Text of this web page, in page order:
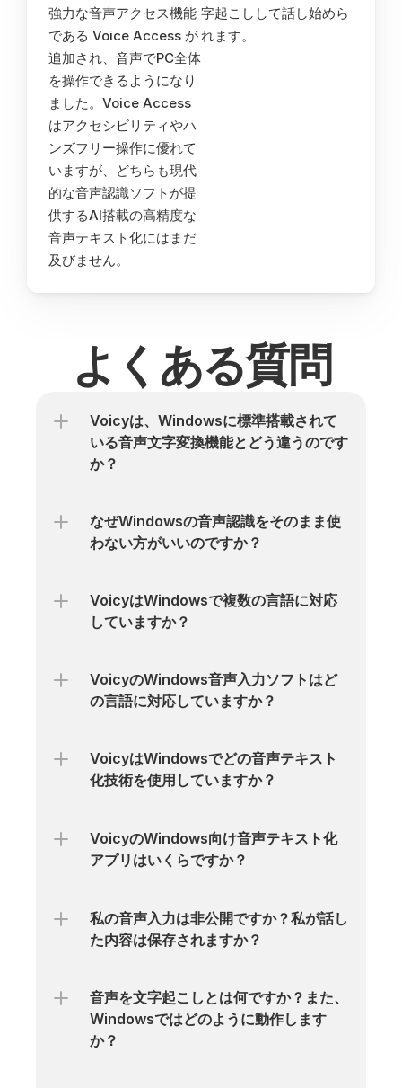
よくある質問
Voicyは、Windowsに標準搭載されて
いる音声文字変換機能とどう違うのです
か？
なぜWindowsの音声認識をそのまま使
わない方がいいのですか？
VoicyはWindowsで複数の言語に対応
していますか？
VoicyのWindows音声入力ソフトはど
の言語に対応していますか？
VoicyはWindowsでどの音声テキスト
化技術を使用していますか？
VoicyのWindows向け音声テキスト化
アプリはいくらですか？
私の音声入力は非公開ですか？私が話し
た内容は保存されますか？
音声を文字起こしとは何ですか？また、
Windowsではどのように動作します
か？
強力な音声アクセス機能
である Voice Access が
追加され、音声でPC全体
を操作できるようになり
ました。Voice Access
はアクセシビリティやハ
ンズフリー操作に優れて
いますが、どちらも現代
的な音声認識ソフトが提
供するAI搭載の高精度な
音声テキスト化にはまだ
及びません。
字起こしして話し始めら
れます。